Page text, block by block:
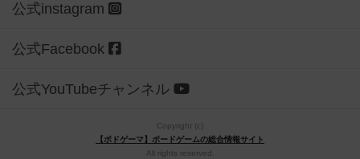
公式instagram
公式Facebook
公式YouTubeチャンネル
Copyright (c)
【ボドゲーマ】ボードゲームの総合情報サイト
All rights reserved.